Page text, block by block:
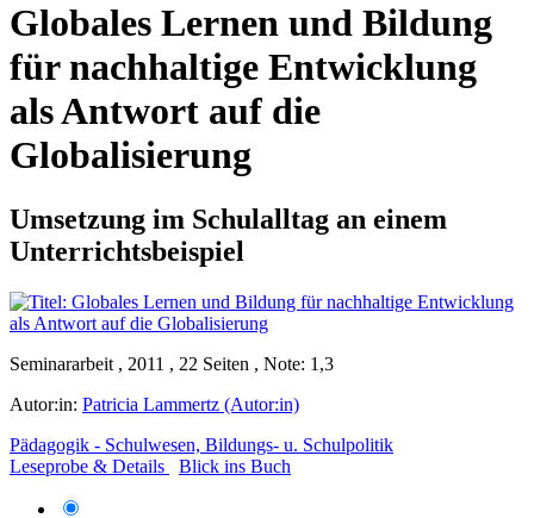
Globales Lernen und Bildung
für nachhaltige Entwicklung
als Antwort auf die
Globalisierung
Umsetzung im Schulalltag an einem
Unterrichtsbeispiel
Seminararbeit , 2011 , 22 Seiten , Note: 1,3
Autor:in: Patricia Lammertz (Autor:in)
Pädagogik - Schulwesen, Bildungs- u. Schulpolitik
Leseprobe & Details
Blick ins Buch